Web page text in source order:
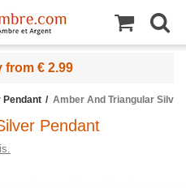
€ 2.99
Pendant Amber And Triangular Silver
Pendant